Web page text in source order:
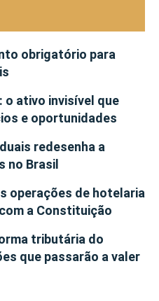
obrigatório para
ativo invisível que
e oportunidades
redesenha a
no Brasil
operações de hotelaria
a Constituição
tributária do
que passarão a valer